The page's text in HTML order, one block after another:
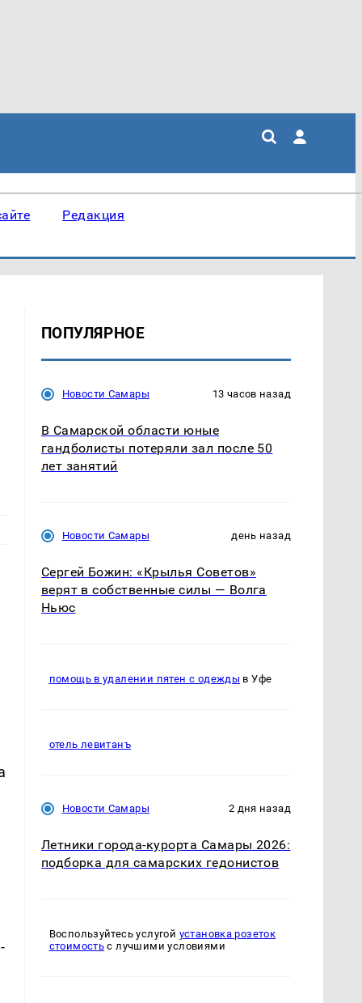
Редакция
ПОПУЛЯРНОЕ
Новости Самары 13 часов назад
В Самарской области юные
гандболисты потеряли зал после 50
лет занятий
Новости Самары день назад
Сергей Божин: «Крылья Советов»
верят в собственные силы — Волга
Ньюс
помощь в удалении пятен с одежды в Уфе
отель левитанъ
Новости Самары 2 дня назад
Летники города-курорта Самары 2026:
подборка для самарских гедонистов
Воспользуйтесь услугой установка розеток
стоимость с лучшими условиями